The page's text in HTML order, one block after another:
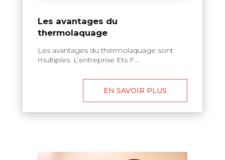
Les avantages du
thermolaquage
Les avantages du thermolaquage sont
multiples. L’entreprise Ets F....
EN SAVOIR PLUS